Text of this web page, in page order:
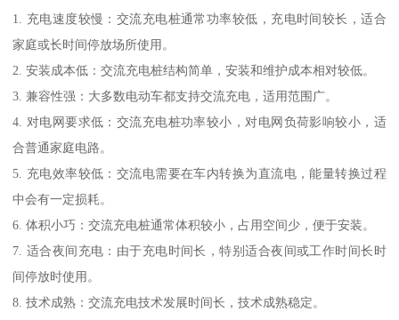
1. 充电速度较慢：交流充电桩通常功率较低，充电时间较长，适合
家庭或长时间停放场所使用。
2. 安装成本低：交流充电桩结构简单，安装和维护成本相对较低。
3. 兼容性强：大多数电动车都支持交流充电，适用范围广。
4. 对电网要求低：交流充电桩功率较小，对电网负荷影响较小，适
合普通家庭电路。
5. 充电效率较低：交流电需要在车内转换为直流电，能量转换过程
中会有一定损耗。
6. 体积小巧：交流充电桩通常体积较小，占用空间少，便于安装。
7. 适合夜间充电：由于充电时间长，特别适合夜间或工作时间长时
间停放时使用。
8. 技术成熟：交流充电技术发展时间长，技术成熟稳定。